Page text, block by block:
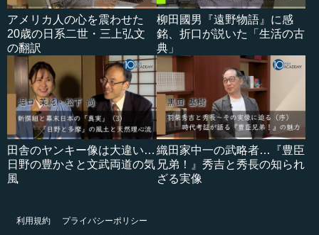
アメリカ人の心を震わせた
20歳の日系二世・三上弘文
の翻訳
柳田國男『遠野物語』に感
銘、折口が説いた「生活の古
典」
田舎のヤンキー像は大違い…
日野の豊かさと文武両道の気
風
織田家中一の武略者…『豊臣
兄弟！』秀吉と秀長の知られ
ざる実像
利用規約
プライバシーポリシー